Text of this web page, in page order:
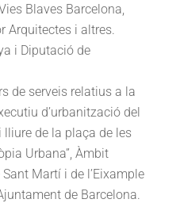
Blaves Barcelona,
Arquitectes i altres.
i Diputació de
de serveis relatius a la
d’urbanització del
lliure de la plaça de les
Urbana”, Àmbit
Martí i de l’Eixample
de Barcelona.